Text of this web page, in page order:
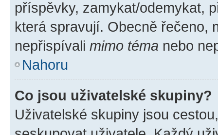
příspěvky, zamykat/odemykat,
která spravují. Obecně řečeno,
nepřispívali mimo téma nebo
Nahoru
Co jsou uživatelské skupiny?
Uživatelské skupiny jsou